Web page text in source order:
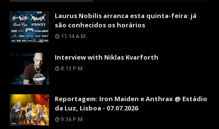
Laurus Nobilis arranca esta quinta-feira: já
são conhecidos os horários
11:14 A.m.
Interview with Niklas Kvarforth
8:13 P.m.
Reportagem: Iron Maiden e Anthrax @ Estádio
da Luz, Lisboa - 07.07.2026
9:36 P.m.